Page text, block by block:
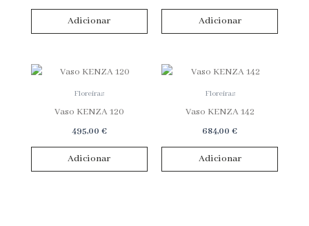
Adicionar Adicionar
Floreiras
Vaso KENZA 120
495,00 €
Adicionar
Floreiras
Vaso KENZA 142
684,00€
Adicionar